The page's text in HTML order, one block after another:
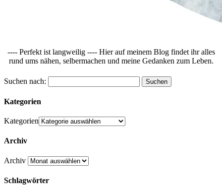
---- Perfekt ist langweilig ---- Hier auf meinem Blog findet ihr alles
rund ums nähen, selbermachen und meine Gedanken zum Leben.
Suchen nach:
Kategorien
Kategorien
Archiv
Archiv
Schlagwörter